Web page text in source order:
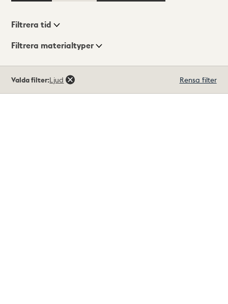
Visningsläge
Filtrera tid
Filtrera materialtyper
träffar
Valda filter:Ljud Rensa filter